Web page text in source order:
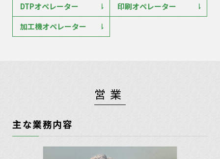
DTPオペレーター
印刷オペレーター
加工機オペレーター
営業
主な業務内容